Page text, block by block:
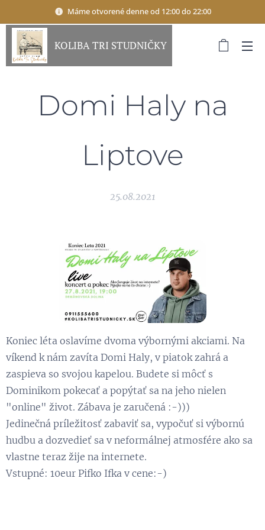
Máme otvorené denne od 12:00 do 22:00
KOLIBA TRI STUDNIČKY
Domi Haly na
Liptove
25.08.2021
Koniec léta oslavíme dvoma výbornými akciami. Na
víkend k nám zavíta Domi Haly, v piatok zahrá a
zaspieva so svojou kapelou. Budete si môcť s
Dominikom pokecať a popýtať sa na jeho nielen
"online" život. Zábava je zaručená :-)))
Jedinečná príležitosť zabaviť sa, vypočuť si výbornú
hudbu a dozvedieť sa v neformálnej atmosfére ako sa
vlastne teraz žije na internete.
Vstupné: 10eur Pifko Ifka v cene:-)